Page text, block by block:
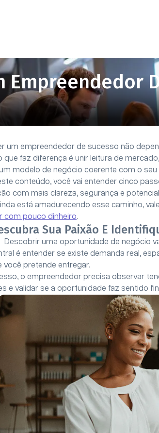
Empreendedor
um empreendedor de sucesso não
que faz diferença é unir leitura de
modelo de negócio coerente com o
conteúdo, você vai entender cinco
com mais clareza, segurança e
está amadurecendo esse caminho,
com pouco dinheiro.
Sua Paixão E
Descobrir uma oportunidade de negócio
é entender se existe demanda real,
você pretende entregar.
o empreendedor precisa observar
e validar se a oportunidade faz sentido